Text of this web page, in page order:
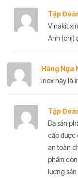
Tập
Vinakit
Anh (chị)
Hằng Nga
inox này là
Tập
Dạ sản
cấp được
an toàn
phẩm
lượng